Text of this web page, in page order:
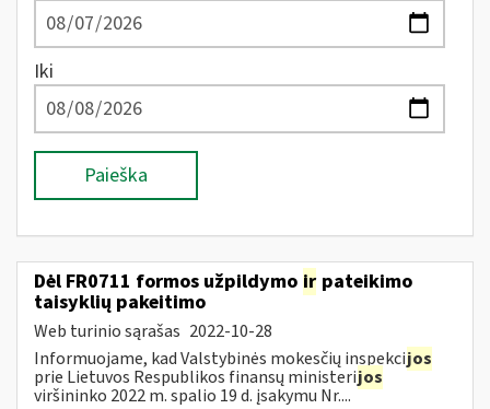
Iki
Paieška
Dėl FR0711 formos užpildymo ir pateikimo
taisyklių pakeitimo
Web turinio sąrašas 2022-10-28
Informuojame, kad Valstybinės mokesčių inspekcijos
prie Lietuvos Respublikos finansų ministerijos
viršininko 2022 m. spalio 19 d. įsakymu Nr....